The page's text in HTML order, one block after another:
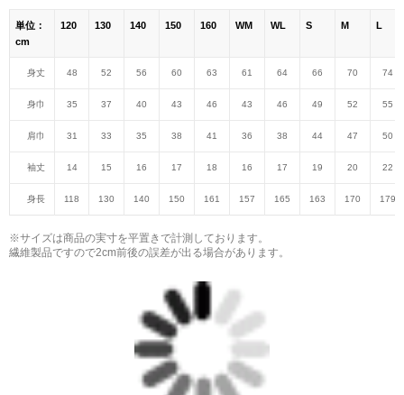
単位：
cm
120 130 140 150 160 WM WL S M L
身丈 48 52 56 60 63 61 64 66 70 74
身巾 35 37 40 43 46 43 46 49 52 55
肩巾 31 33 35 38 41 36 38 44 47 50
袖丈 14 15 16 17 18 16 17 19 20 22
身長 118 130 140 150 161 157 165 163 170 179
※サイズは商品の実寸を平置きで計測しております。
繊維製品ですので2cm前後の誤差が出る場合があります。